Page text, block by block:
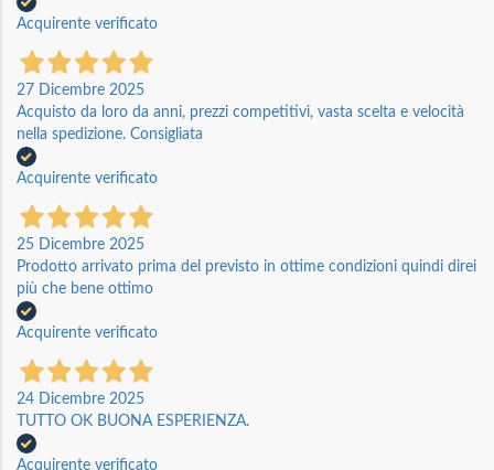
Acquirente verificato
27 Dicembre 2025
Acquisto da loro da anni, prezzi competitivi, vasta scelta e velocità
nella spedizione. Consigliata
Acquirente verificato
25 Dicembre 2025
Prodotto arrivato prima del previsto in ottime condizioni quindi direi
più che bene ottimo
Acquirente verificato
24 Dicembre 2025
TUTTO OK BUONA ESPERIENZA.
Acquirente verificato